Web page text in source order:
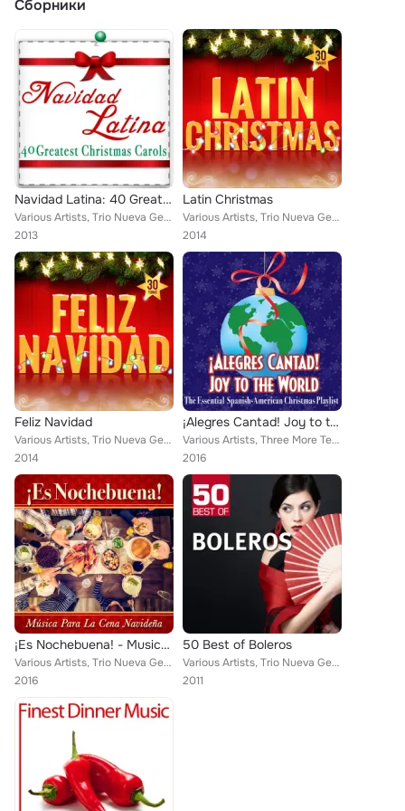
Сборники
Navidad Latina: 40 Greatest Christmas Carols
Various Artists, Trio Nueva Generación, Alessia Limonta, Coral Vega de Burgos, Nuevas Voces, Reinaldo Borbón y su Orquesta, Tito...
2013
Latin Christmas
Various Artists, Trio Nueva Generación, Alessia Limonta, Nuevas Voces, Reinaldo Borbón y su Orquesta, Tito Pucio, Los Niños de N...
2014
Feliz Navidad
Various Artists, Trio Nueva Generación, Alessia Limonta, Nuevas Voces, Reinaldo Borbón y su Orquesta, Tito Pucio, Los Niños de N...
2014
¡Alegres Cantad! Joy to the World - The Essential Spanish-American Christmas Playlist
Various Artists, Three More Tenors, Alessia Limonta, Sarah Moore, Reinaldo Borbón y su Orquesta, Tito Flores & Conjunto Cubano, ...
2016
¡Es Nochebuena! - Musica para la Cena Navideña
Various Artists, Trio Nueva Generación, Alessia Limonta, Nuevas Voces, Reinaldo Borbón y su Orquesta, Tito Flores & Conjunto Cub...
2016
50 Best of Boleros
Various Artists, Trio Nueva Generación, Trio Casablanca, Trio Paraíso, Conjunto Zaldovárez, Javier Albarrán & Mariachi Oro Juven...
2011